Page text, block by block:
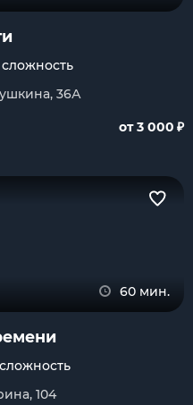
36А
от 3 000 ₽
60 мин.
104